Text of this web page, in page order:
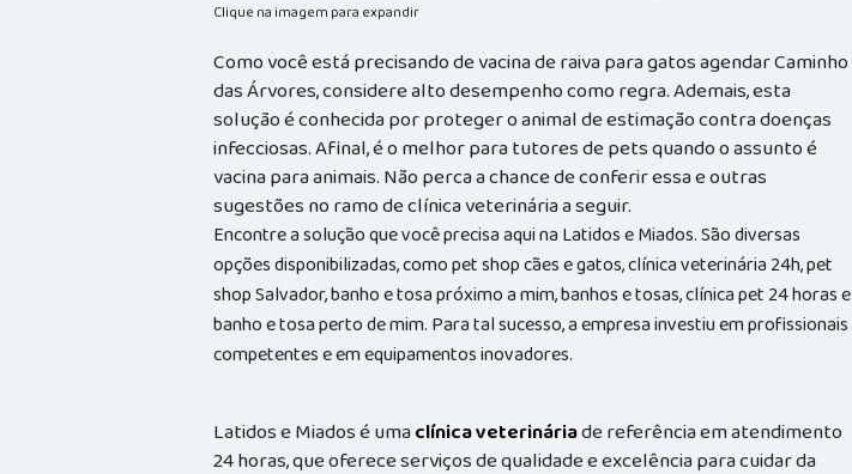
Clique na imagem para expandir
Como você está precisando de vacina de raiva para gatos agendar Caminho
das Árvores, considere alto desempenho como regra. Ademais, esta
solução é conhecida por proteger o animal de estimação contra doenças
infecciosas. Afinal, é o melhor para tutores de pets quando o assunto é
vacina para animais. Não perca a chance de conferir essa e outras
sugestões no ramo de clínica veterinária a seguir.
Encontre a solução que você precisa aqui na Latidos e Miados. São diversas
opções disponibilizadas, como pet shop cães e gatos, clínica veterinária 24h, pet
shop Salvador, banho e tosa próximo a mim, banhos e tosas, clínica pet 24 horas e
banho e tosa perto de mim. Para tal sucesso, a empresa investiu em profissionais
competentes e em equipamentos inovadores.
Latidos e Miados é umaclínica veterináriade referência em atendimento
24 horas, que oferece serviços de qualidade e excelência para cuidar da